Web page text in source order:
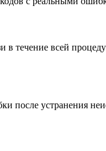
в течение всей
после устранения